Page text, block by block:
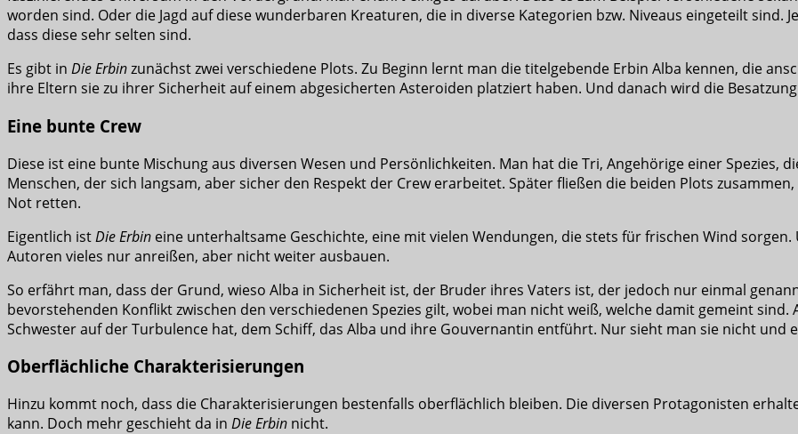
worden sind. Oder die Jagd auf diese wunderbaren Kreaturen, die in diverse Kategorien bzw. Niveaus eingeteilt sind.
dass diese sehr selten sind.
Es gibt in Die Erbinzunächst zwei verschiedene Plots. Zu Beginn lernt man die titelgebende Erbin Alba kennen, die
ihre Eltern sie zu ihrer Sicherheit auf einem abgesicherten Asteroiden platziert haben. Und danach wird die
Eine bunte Crew
Diese ist eine bunte Mischung aus diversen Wesen und Persönlichkeiten. Man hat die Tri, Angehörige einer Spezies,
Menschen, der sich langsam, aber sicher den Respekt der Crew erarbeitet. Später fließen die beiden Plots
Not retten.
Eigentlich istDie Erbin eine unterhaltsame Geschichte, eine mit vielen Wendungen, die stets für frischen Wind
Autoren vieles nur anreißen, aber nicht weiter ausbauen.
So erfährt man, dass der Grund, wieso Alba in Sicherheit ist, der Bruder ihres Vaters ist, der jedoch nur einmal
bevorstehenden Konflikt zwischen den verschiedenen Spezies gilt, wobei man nicht weiß, welche damit gemeint
Schwester auf der Turbulence hat, dem Schiff, das Alba und ihre Gouvernantin entführt. Nur sieht man sie nicht und
Oberflächliche Charakterisierungen
Hinzu kommt noch, dass die Charakterisierungen bestenfalls oberflächlich bleiben. Die diversen Protagonisten
kann. Doch mehr geschieht da in Die Erbin nicht.